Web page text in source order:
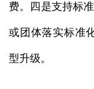
费。四是支持标
或团体落实标准
型升级。